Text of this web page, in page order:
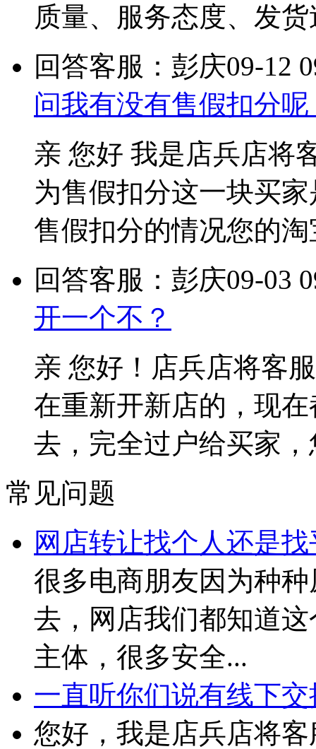
质量、服务态度、发
回答客服：彭庆09-12
问我有没有售假扣分呢
亲 您好 我是店兵店将
为售假扣分这一块买
售假扣分的情况您的
回答客服：彭庆09-03
开一个不？
亲 您好！店兵店将客
在重新开新店的，现
去，完全过户给买家
常见问题
网店转让找个人还是
很多电商朋友因为种
去，网店我们都知道
主体，很多安全...
一直听你们说有线下
您好，我是店兵店将